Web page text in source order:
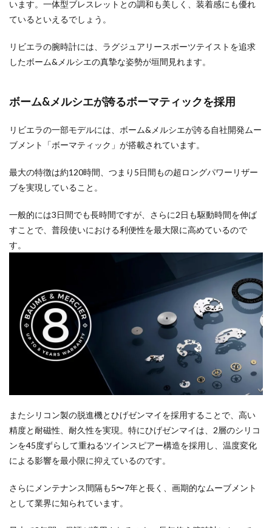
います。一体型ブレスレットとの調和も美しく、装着感にも優れ
ているといえるでしょう。
リビエラの腕時計には、ラグジュアリースポーツテイストを追求
したボーム&メルシエの真摯な姿勢が垣間見れます。
ボーム&メルシエが誇るボーマティックを採用
リビエラの一部モデルには、ボーム&メルシエが誇る自社開発ムー
ブメント「ボーマティック」が搭載されています。
最大の特徴は約120時間、つまり5日間もの超ロングパワーリザー
ブを実現していること。
一般的には3日間でも長時間ですが、さらに2日も駆動時間を伸ば
すことで、普段使いにおける利便性を最大限に高めているので
す。
またシリコン製の脱進機とひげゼンマイを採用することで、高い
精度と耐磁性、耐久性を実現。特にひげゼンマイは、2層のシリコ
ンを45度ずらして重ねるツインスピアー構造を採用し、温度変化
による影響を最小限に抑えているのです。
さらにメンテナンス間隔も5〜7年と長く、画期的なムーブメント
として業界に知られています。